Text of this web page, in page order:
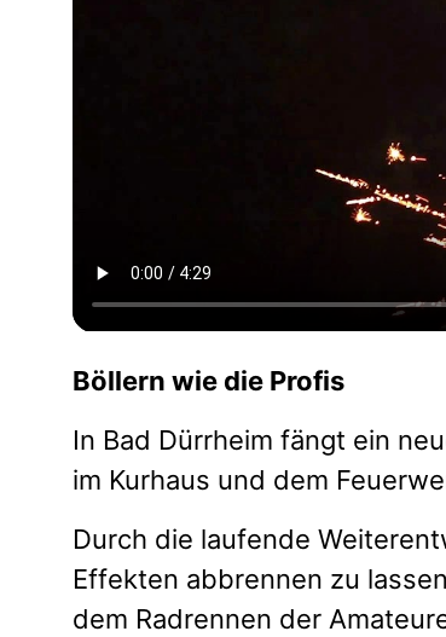
Böllern wie die Profis
In Bad Dürrheim fängt ein
im Kurhaus und dem
Durch die laufende
Effekten abbrennen zu
dem Radrennen der